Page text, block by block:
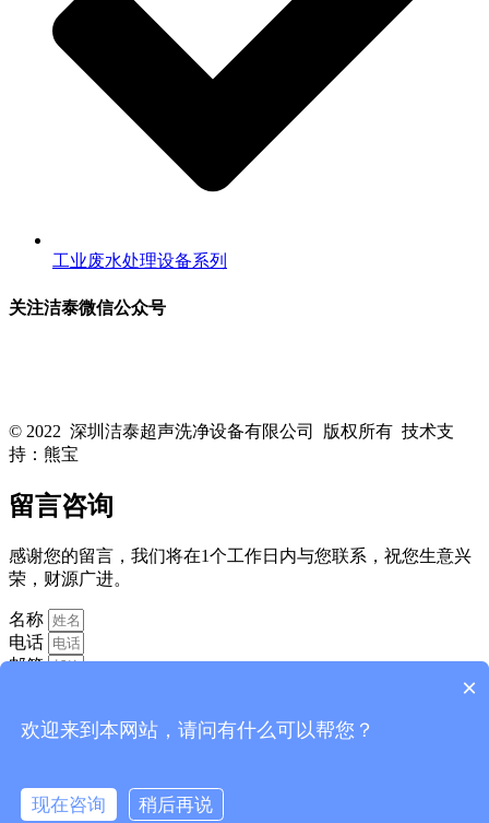
工业废水处理设备系列
关注洁泰微信公众号
© 2022 深圳洁泰超声洗净设备有限公司 版权所有 技术支
持：熊宝
留言咨询
感谢您的留言，我们将在1个工作日内与您联系，祝您生意兴
荣，财源广进。
名称
电话
邮箱
消息
×
欢迎来到本网站，请问有什么可以帮您？
现在咨询 稍后再说